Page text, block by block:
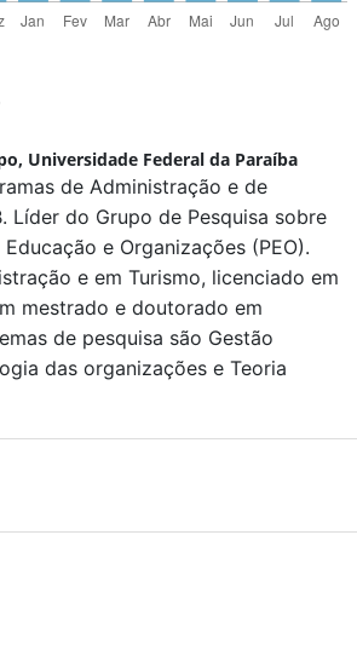
Universidade Federal da Paraíba
de Administração e de
Líder do Grupo de Pesquisa sobre
e Organizações (PEO).
e em Turismo, licenciado em
mestrado e doutorado em
de pesquisa são Gestão
das organizações e Teoria